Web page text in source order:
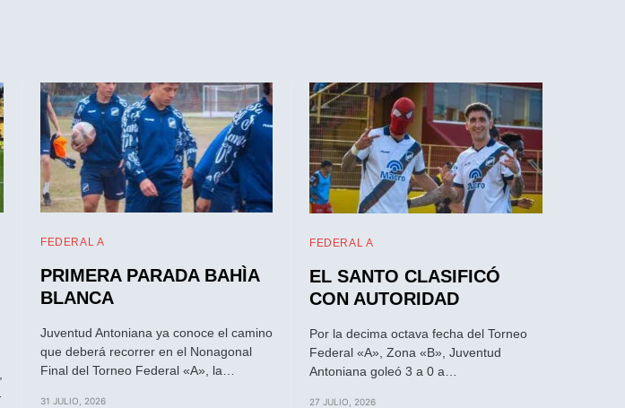
FEDERAL A
PRIMERA PARADA BAHÌA
BLANCA
Juventud Antoniana ya conoce el camino
que deberá recorrer en el Nonagonal
Final del Torneo Federal «A», la…
31 JULIO, 2026
FEDERAL A
EL SANTO CLASIFICÓ
CON AUTORIDAD
Por la decima octava fecha del Torneo
Federal «A», Zona «B», Juventud
Antoniana goleó 3 a 0 a…
27 JULIO, 2026